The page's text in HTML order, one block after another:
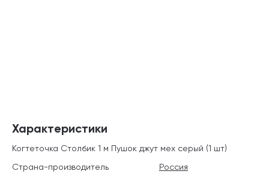
Характеристики
Когтеточка Столбик 1 м Пушок джут мех серый (1 шт)
Страна-производитель
Россия